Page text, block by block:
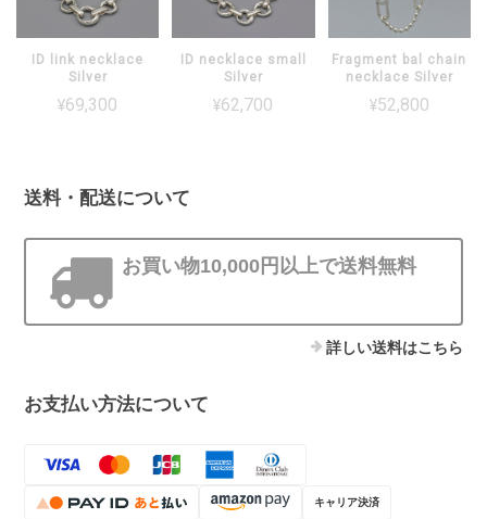
ID link necklace
Silver
¥69,300
ID necklace small
Silver
¥62,700
Fragment bal chain
necklace Silver
¥52,800
送料・配送について
お買い物10,000円以上で送料無料
詳しい送料はこちら
お支払い方法について
キャリア決済